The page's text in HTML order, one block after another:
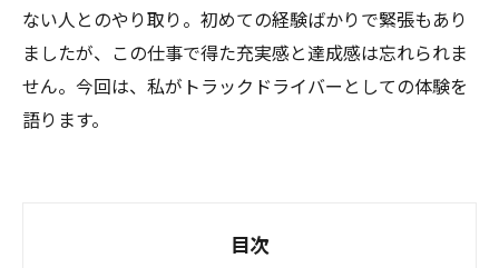
ない人とのやり取り。初めての経験ばかりで緊張もあり
ましたが、この仕事で得た充実感と達成感は忘れられま
せん。今回は、私がトラックドライバーとしての体験を
語ります。
目次